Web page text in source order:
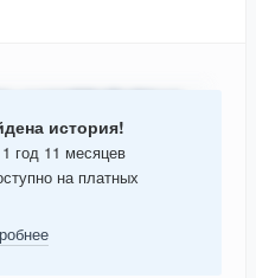
история!
год 11 месяцев
на платных